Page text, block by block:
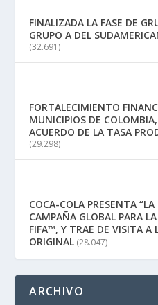
FINALIZADA LA FASE DE
GRUPO A DEL
(32.691)
FORTALECIMIENTO
MUNICIPIOS DE
ACUERDO DE LA TASA
(29.298)
COCA-COLA PRESENTA
CAMPAÑA GLOBAL PARA
FIFA™, Y TRAE DE VISITA A
ORIGINAL (28.047)
ARCHIVO